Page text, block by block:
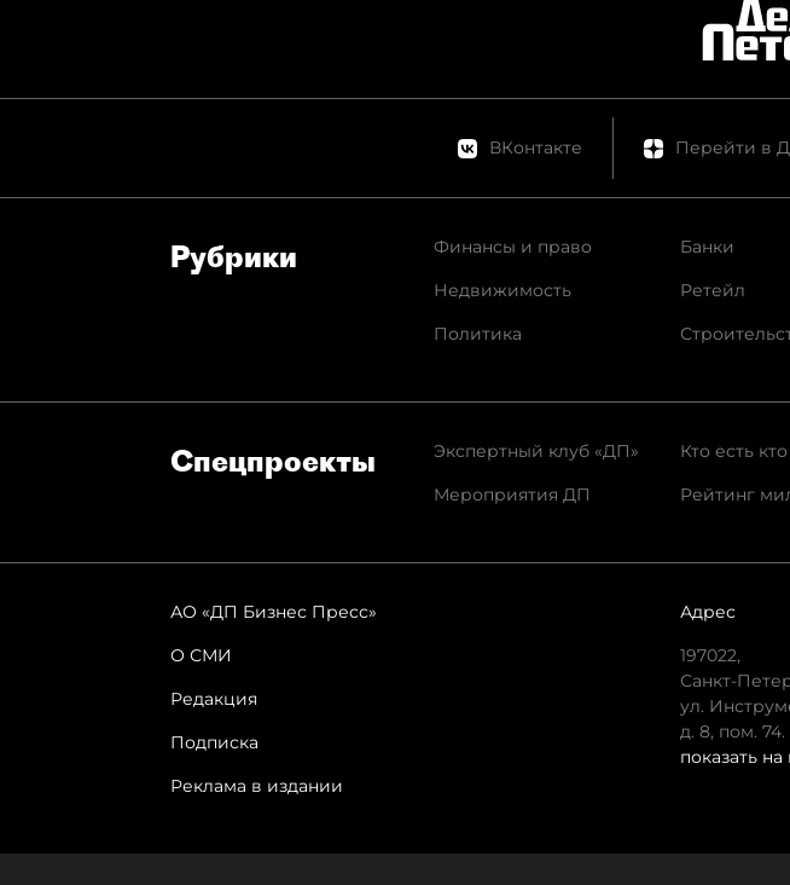
ВКонтакте Перейти в
Рубрики
Финансы и право
Недвижимость
Политика
Банки
Ретейл
Спец­проекты
Экспертный клуб «ДП»
Мероприятия ДП
Кто есть кто
Рейтинг
АО «ДП Бизнес Пресс»
О СМИ
Редакция
Подписка
Реклама в издании
Адрес
197022,
Санкт-
ул.
д. 8, пом. 74.
показать на